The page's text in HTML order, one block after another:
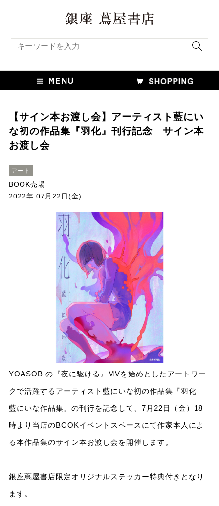
【サイン本お渡し会】アーティスト藍にい
な初の作品集『羽化』刊行記念 サイン本
お渡し会
アート
BOOK売場
2022年 07月22日(金)
YOASOBIの『夜に駆ける』MVを始めとしたアートワー
クで活躍するアーティスト藍にいな初の作品集『羽化
藍にいな作品集』の刊行を記念して、7月22日（金）18
時より当店のBOOKイベントスペースにて作家本人によ
る本作品集のサイン本お渡し会を開催します。
銀座蔦屋書店限定オリジナルステッカー特典付きとなり
ます。